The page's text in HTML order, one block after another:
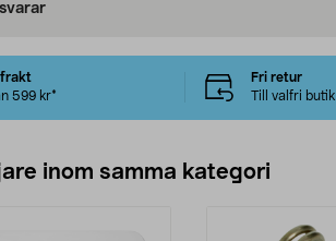
frakt
599 kr*
Fri retur
Till valfri butik
inom samma kategori